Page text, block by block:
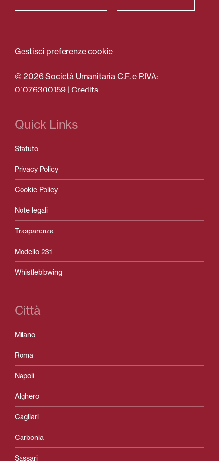
Gestisci preferenze cookie
© 2026 Società Umanitaria C.F. e P.IVA:
01076300159 | Credits
Quick Links
Statuto
Privacy Policy
Cookie Policy
Note legali
Trasparenza
Modello 231
Whistleblowing
Città
Milano
Roma
Napoli
Alghero
Cagliari
Carbonia
Sassari